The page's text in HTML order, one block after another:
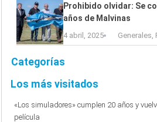
Prohibido olvidar: Se
años de Malvinas
4 abril, 2025 Generales
Categorías
Los más visitados
«Los simuladores» cumplen 20 años y
película